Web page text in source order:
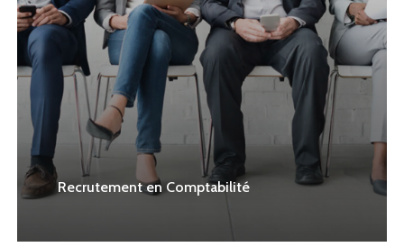
Recrutement en Comptabilité